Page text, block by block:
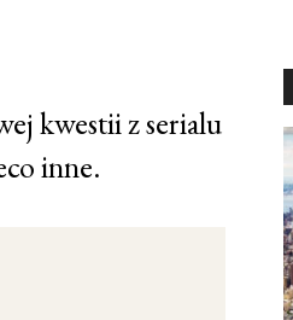
kwestii z serialu
inne.